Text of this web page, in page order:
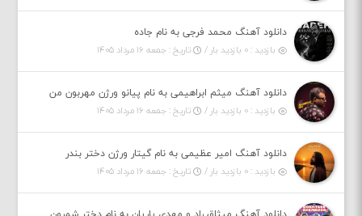
دانلود آهنگ محمد فرجی به نام جاده
بازدید : ۰ بازدید بار /
تاریخ : جمعه ۱۶ مرداد ۱۴۰۵
دانلود آهنگ میثم ابراهیمی به نام پیانو ورژن مهربون من
بازدید : ۰ بازدید بار /
تاریخ : جمعه ۱۶ مرداد ۱۴۰۵
دانلود آهنگ امیر عظیمی به نام گیتار ورژن دختر بندر
بازدید : ۰ بازدید بار /
تاریخ : جمعه ۱۶ مرداد ۱۴۰۵